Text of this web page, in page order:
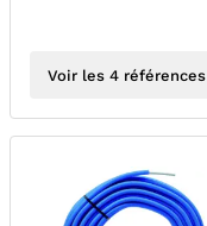
Voir les 4 références